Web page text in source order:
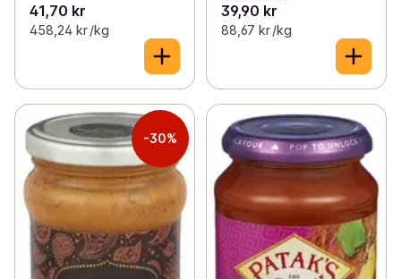
41,70 kr
458,24 kr /kg
39,90 kr
88,67 kr /kg
-30%